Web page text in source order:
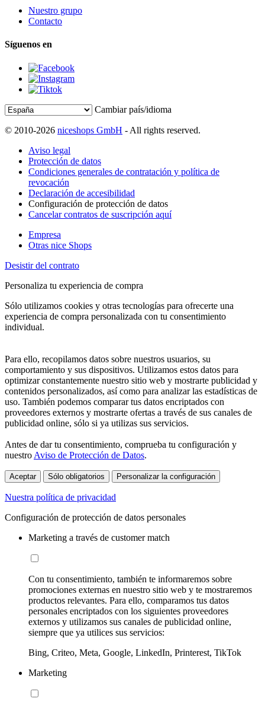
Nuestro grupo
Contacto
Síguenos en
Cambiar país/idioma
© 2010-2026 niceshops GmbH - All rights reserved.
Aviso legal
Protección de datos
Condiciones generales de contratación y política de
revocación
Declaración de accesibilidad
Configuración de protección de datos
Cancelar contratos de suscripción aquí
Empresa
Otras nice Shops
Desistir del contrato
Personaliza tu experiencia de compra
Sólo utilizamos cookies y otras tecnologías para ofrecerte una
experiencia de compra personalizada con tu consentimiento
individual.
Para ello, recopilamos datos sobre nuestros usuarios, su
comportamiento y sus dispositivos. Utilizamos estos datos para
optimizar constantemente nuestro sitio web y mostrarte publicidad y
contenidos personalizados, así como para analizar las estadísticas de
uso. También podemos comparar tus datos encriptados con
proveedores externos y mostrarte ofertas a través de sus canales de
publicidad online, sólo si ya utilizas sus servicios.
Antes de dar tu consentimiento, comprueba tu configuración y
nuestro Aviso de Protección de Datos.
Aceptar Sólo obligatorios Personalizar la configuración
Nuestra política de privacidad
Configuración de protección de datos personales
Marketing a través de customer match
Con tu consentimiento, también te informaremos sobre
promociones externas en nuestro sitio web y te mostraremos
productos relevantes. Para ello, comparamos tus datos
personales encriptados con los siguientes proveedores
externos y utilizamos sus canales de publicidad online,
siempre que ya utilices sus servicios:
Bing, Criteo, Meta, Google, LinkedIn, Printerest, TikTok
Marketing